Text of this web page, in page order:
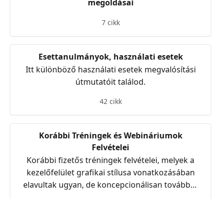
megoldásai
7 cikk
Esettanulmányok, használati esetek
Itt különböző használati esetek megvalósítási
útmutatóit találod.
42 cikk
Korábbi Tréningek és Webináriumok
Felvételei
Korábbi fizetős tréningek felvételei, melyek a
kezelőfelület grafikai stílusa vonatkozásában
elavultak ugyan, de koncepcionálisan továbbra